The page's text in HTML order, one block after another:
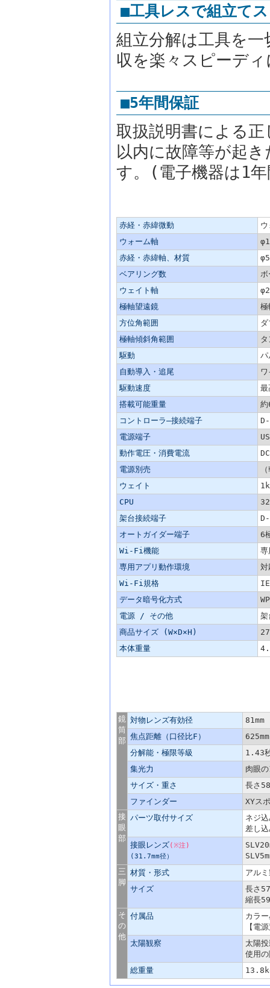
■工具レスで組立て
組立分解は工具を
収を楽々スピーデ
■5年間保証
取扱説明書による
以内に故障等が起
す。(電子機器は1年
赤経・赤緯微動
ウォーム軸
赤経・赤緯軸、材質
ベアリング数
ウェイト軸
極軸望遠鏡
方位角範囲
極軸傾斜角範囲
駆動
パ
自動導入・追尾
駆動速度
最
搭載可能重量
約
コントローラ―接続端子
電源端子
動作電圧・消費電流
電源別売
ウェイト
CPU
架台接続端子
オートガイダー端子
6
Wi-Fi機能
専
専用アプリ動作環境
Wi-Fi規格
データ暗号化方式
電源 / その他
商品サイズ (W×D×H)
本体重量
鏡
筒
部
対物レンズ有効径
81mm
焦点距離（口径比F）
分解能・極限等級
1.43
集光力
肉眼
サイズ・重さ
長さ
ファインダー
XYス
接
眼
部
パーツ取付サイズ
ネジ
差し
接眼レンズ(※注)
(31.7mm径）
三
脚
材質・形式
アル
サイズ
長さ
縮長
そ
の
他
付属品
カラ
【電
太陽観察
太陽
使用
総重量